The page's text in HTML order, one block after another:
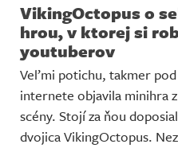
VikingOctopus o
hrou, v ktorej si
youtuberov
Veľmi potichu, takmer
internete objavila minihra
scény. Stojí za ňou
dvojica VikingOctopus.